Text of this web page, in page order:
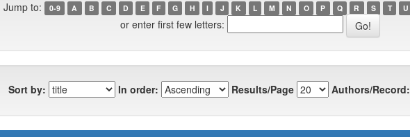
Jump to: 0-9 A B C D E F G H I J K L M N O P Q R S T U
or enter first few letters:
Sort by: In order: Results/Page Authors/Record: